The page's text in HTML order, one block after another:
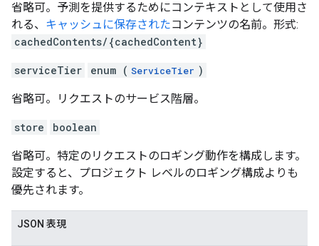
省略可。予測を提供するためにコンテキストとして使用さ
れる、 キャッシュに保存されたコンテンツの名前。形式:
cachedContents/{cachedContent}
serviceTier enum ( ServiceTier )
省略可。リクエストのサービス階層。
store boolean
省略可。特定のリクエストのロギング動作を構成します。
設定すると、プロジェクト レベルのロギング構成よりも
優先されます。
JSON 表現